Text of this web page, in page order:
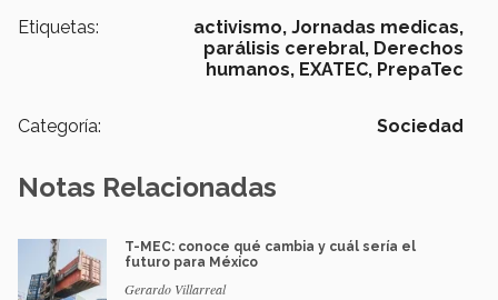
Etiquetas: activismo, Jornadas medicas,
parálisis cerebral, Derechos
humanos, EXATEC, PrepaTec
Categoría: Sociedad
Notas Relacionadas
T-MEC: conoce qué cambia y cuál sería el
futuro para México
Gerardo Villarreal